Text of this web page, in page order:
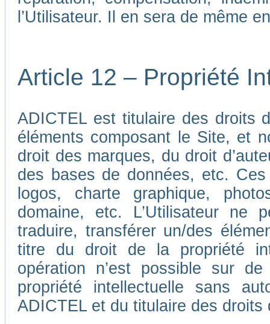
l’Utilisateur. Il en sera de même
Article 12 – Propriété
ADICTEL est titulaire des droits
éléments composant le Site, et
droit des marques, du droit
des bases de données, etc.
logos, charte graphique,
domaine, etc. L’Utilisateur ne
traduire, transférer un/des
titre du droit de la propriété
opération n’est possible sur
propriété intellectuelle sans
ADICTEL et du titulaire des